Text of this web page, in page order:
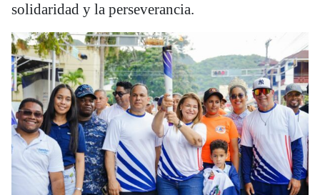
solidaridad y la perseverancia.